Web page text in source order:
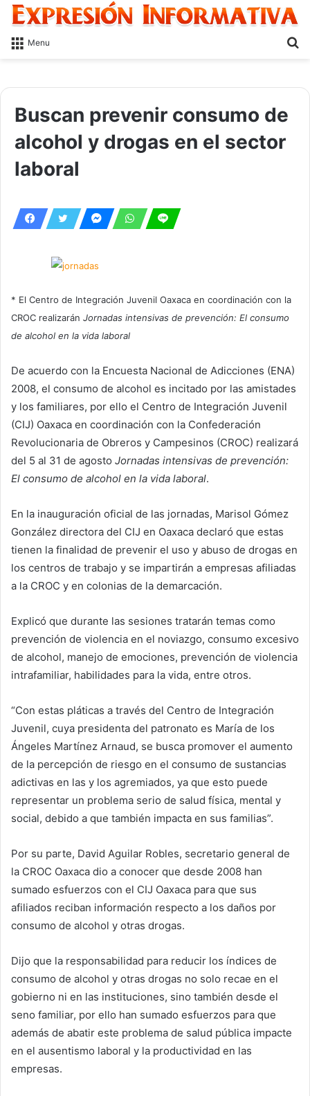
Menu
Buscan prevenir consumo de
alcohol y drogas en el sector
laboral
* El Centro de Integración Juvenil Oaxaca en coordinación con la
CROC realizarán Jornadas intensivas de prevención: El consumo
de alcohol en la vida laboral
De acuerdo con la Encuesta Nacional de Adicciones (ENA)
2008, el consumo de alcohol es incitado por las amistades
y los familiares, por ello el Centro de Integración Juvenil
(CIJ) Oaxaca en coordinación con la Confederación
Revolucionaria de Obreros y Campesinos (CROC) realizará
del 5 al 31 de agosto Jornadas intensivas de prevención:
El consumo de alcohol en la vida laboral.
En la inauguración oficial de las jornadas, Marisol Gómez
González directora del CIJ en Oaxaca declaró que estas
tienen la finalidad de prevenir el uso y abuso de drogas en
los centros de trabajo y se impartirán a empresas afiliadas
a la CROC y en colonias de la demarcación.
Explicó que durante las sesiones tratarán temas como
prevención de violencia en el noviazgo, consumo excesivo
de alcohol, manejo de emociones, prevención de violencia
intrafamiliar, habilidades para la vida, entre otros.
“Con estas pláticas a través del Centro de Integración
Juvenil, cuya presidenta del patronato es María de los
Ángeles Martínez Arnaud, se busca promover el aumento
de la percepción de riesgo en el consumo de sustancias
adictivas en las y los agremiados, ya que esto puede
representar un problema serio de salud física, mental y
social, debido a que también impacta en sus familias”.
Por su parte, David Aguilar Robles, secretario general de
la CROC Oaxaca dio a conocer que desde 2008 han
sumado esfuerzos con el CIJ Oaxaca para que sus
afiliados reciban información respecto a los daños por
consumo de alcohol y otras drogas.
Dijo que la responsabilidad para reducir los índices de
consumo de alcohol y otras drogas no solo recae en el
gobierno ni en las instituciones, sino también desde el
seno familiar, por ello han sumado esfuerzos para que
además de abatir este problema de salud pública impacte
en el ausentismo laboral y la productividad en las
empresas.